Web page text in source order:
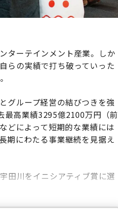
ターテインメント産業。しか
らの実績で打ち破っていった
グループ経営の結びつきを強
最高業績3295億2100万円（前
どによって短期的な業績には
期にわたる事業継続を見据え
田川をイニシアティブ賞に選